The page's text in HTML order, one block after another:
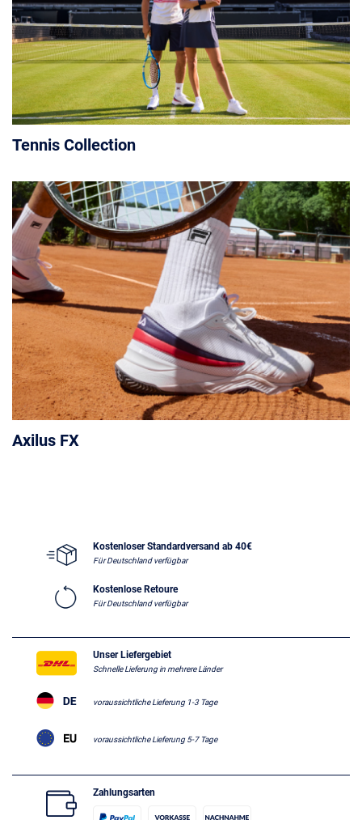
Tennis Collection
Axilus FX
Kostenloser Standardversand ab 40€
Für Deutschland verfügbar
Kostenlose Retoure
Für Deutschland verfügbar
Unser Liefergebiet
Schnelle Lieferung in mehrere Länder
voraussichtliche Lieferung 1-3 Tage
voraussichtliche Lieferung 5-7 Tage
Zahlungsarten